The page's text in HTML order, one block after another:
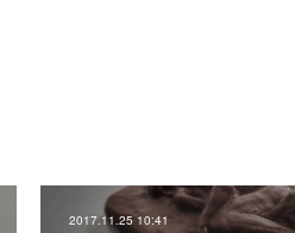
2017.11.25 10:41